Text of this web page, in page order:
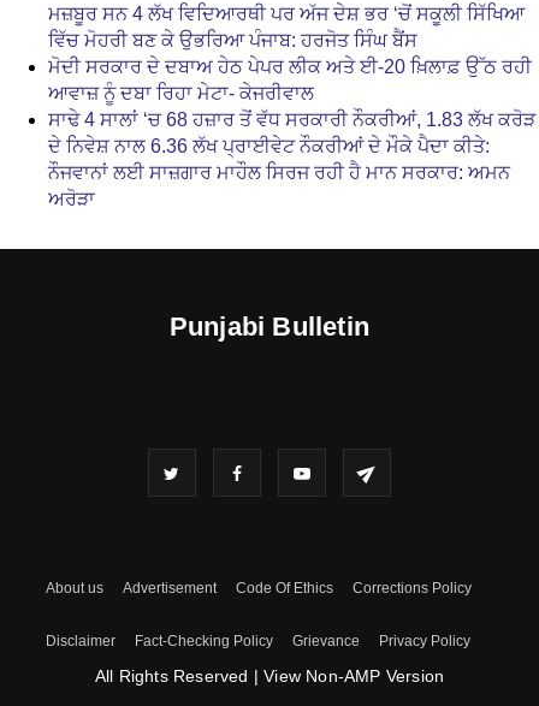
ਮਜ਼ਬੂਰ ਸਨ 4 ਲੱਖ ਵਿਦਿਆਰਥੀ ਪਰ ਅੱਜ ਦੇਸ਼ ਭਰ ‘ਚੋਂ ਸਕੂਲੀ ਸਿੱਖਿਆ
ਵਿੱਚ ਮੋਹਰੀ ਬਣ ਕੇ ਉਭਰਿਆ ਪੰਜਾਬ: ਹਰਜੋਤ ਸਿੰਘ ਬੈਂਸ
ਮੋਦੀ ਸਰਕਾਰ ਦੇ ਦਬਾਅ ਹੇਠ ਪੇਪਰ ਲੀਕ ਅਤੇ ਈ-20 ਖ਼ਿਲਾਫ਼ ਉੱਠ ਰਹੀ
ਆਵਾਜ਼ ਨੂੰ ਦਬਾ ਰਿਹਾ ਮੇਟਾ- ਕੇਜਰੀਵਾਲ
ਸਾਢੇ 4 ਸਾਲਾਂ ‘ਚ 68 ਹਜ਼ਾਰ ਤੋਂ ਵੱਧ ਸਰਕਾਰੀ ਨੌਕਰੀਆਂ, 1.83 ਲੱਖ ਕਰੋੜ
ਦੇ ਨਿਵੇਸ਼ ਨਾਲ 6.36 ਲੱਖ ਪ੍ਰਾਈਵੇਟ ਨੌਕਰੀਆਂ ਦੇ ਮੌਕੇ ਪੈਦਾ ਕੀਤੇ:
ਨੌਜਵਾਨਾਂ ਲਈ ਸਾਜ਼ਗਾਰ ਮਾਹੌਲ ਸਿਰਜ ਰਹੀ ਹੈ ਮਾਨ ਸਰਕਾਰ: ਅਮਨ
ਅਰੋੜਾ
Punjabi Bulletin
About us Advertisement Code Of Ethics Corrections Policy
Disclaimer Fact-Checking Policy Grievance Privacy Policy
All Rights Reserved | View Non-AMP Version